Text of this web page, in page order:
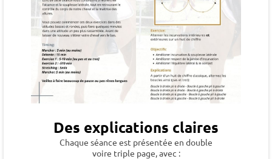
Des explications claires
Chaque séance est présentée en double
voire triple page, avec :